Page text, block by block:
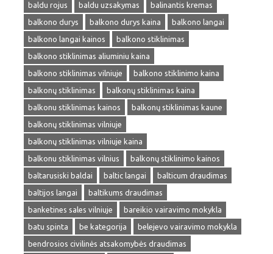
baldu rojus
baldu uzsakymas
balinantis kremas
balkono durys
balkono durys kaina
balkono langai
balkono langai kainos
balkono stiklinimas
balkono stiklinimas aliuminiu kaina
balkono stiklinimas vilniuje
balkono stiklinimo kaina
balkonų stiklinimas
balkonų stiklinimas kaina
balkonu stiklinimas kainos
balkonų stiklinimas kaune
balkonų stiklinimas vilniuje
balkonų stiklinimas vilniuje kaina
balkonu stiklinimas vilnius
balkonų stiklinimo kainos
baltarusiski baldai
baltic langai
balticum draudimas
baltijos langai
baltikums draudimas
banketines sales vilniuje
bareikio vairavimo mokykla
batu spinta
be kategorija
belejevo vairavimo mokykla
bendrosios civilinės atsakomybės draudimas